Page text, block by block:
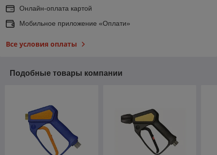
Онлайн-оплата картой
Мобильное приложение «Оплати»
Все условия оплаты
Подобные товары компании